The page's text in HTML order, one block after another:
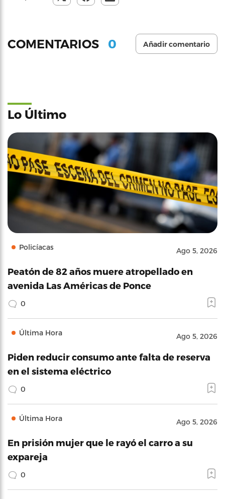
COMENTARIOS 0 Añadir comentario
Lo Último
Policíacas Ago 5, 2026
Peatón de 82 años muere atropellado en
avenida Las Américas de Ponce
0
Última Hora Ago 5, 2026
Piden reducir consumo ante falta de reserva
en el sistema eléctrico
0
Última Hora Ago 5, 2026
En prisión mujer que le rayó el carro a su
expareja
0